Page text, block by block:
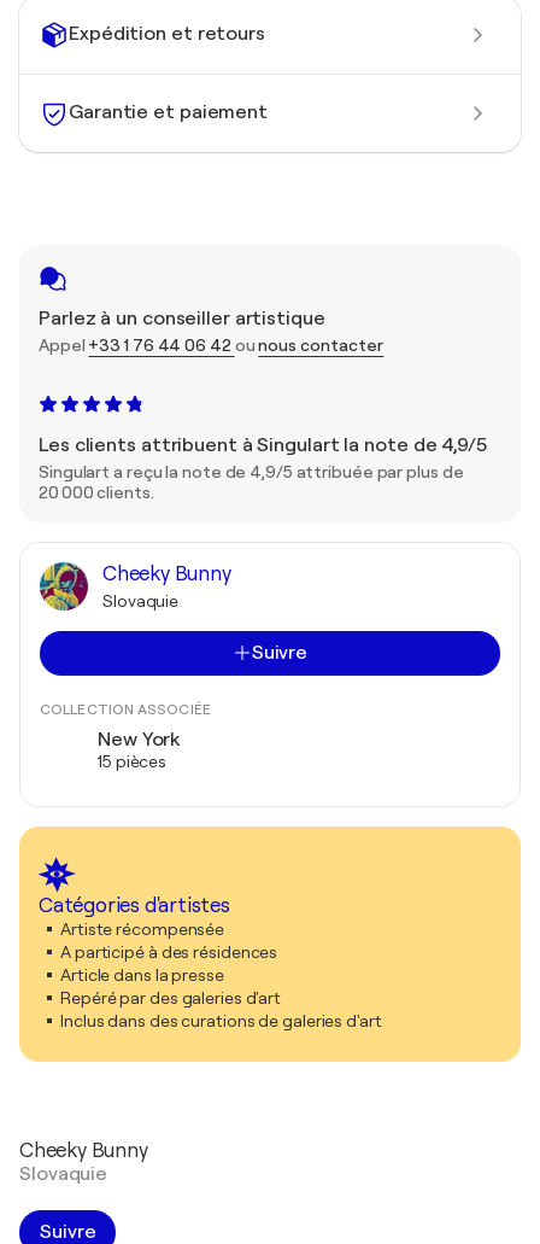
Expédition et retours
Garantie et paiement
Parlez à un conseiller artistique
Appel +33 1 76 44 06 42 ounous contacter
Les clients attribuent à Singulart la note de 4,9/5
Singulart a reçu la note de 4,9/5 attribuée par plus de
20 000 clients.
Cheeky Bunny
Slovaquie
Suivre
COLLECTION ASSOCIÉE
New York
15 pièces
Catégories d'artistes
Artiste récompensée
A participé à des résidences
Article dans la presse
Repéré par des galeries d'art
Inclus dans des curations de galeries d'art
Cheeky Bunny
Slovaquie
Suivre